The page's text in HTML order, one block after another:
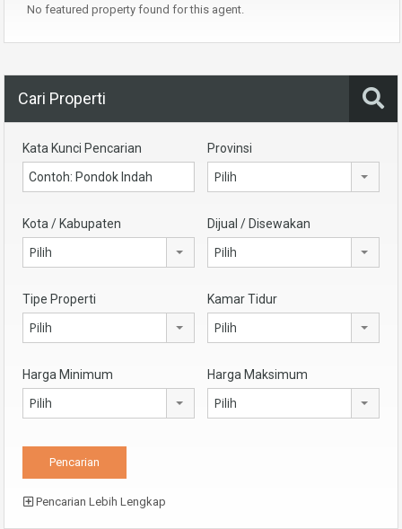
No featured property found for this agent.
Cari Properti
Kata Kunci Pencarian Provinsi
Pilih
Kota / Kabupaten
Pilih
Dijual / Disewakan
Pilih
Tipe Properti
Pilih
Kamar Tidur
Pilih
Harga Minimum
Pilih
Harga Maksimum
Pilih
Pencarian Lebih Lengkap